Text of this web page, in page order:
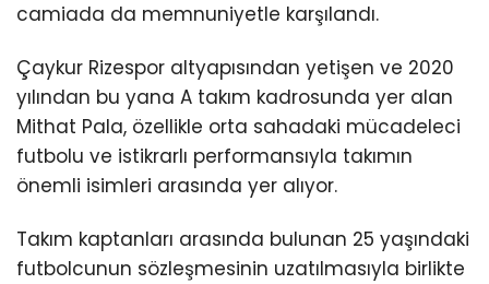
camiada da memnuniyetle karşılandı.
Çaykur Rizespor altyapısından yetişen ve 2020
yılından bu yana A takım kadrosunda yer alan
Mithat Pala, özellikle orta sahadaki mücadeleci
futbolu ve istikrarlı performansıyla takımın
önemli isimleri arasında yer alıyor.
Takım kaptanları arasında bulunan 25 yaşındaki
futbolcunun sözleşmesinin uzatılmasıyla birlikte